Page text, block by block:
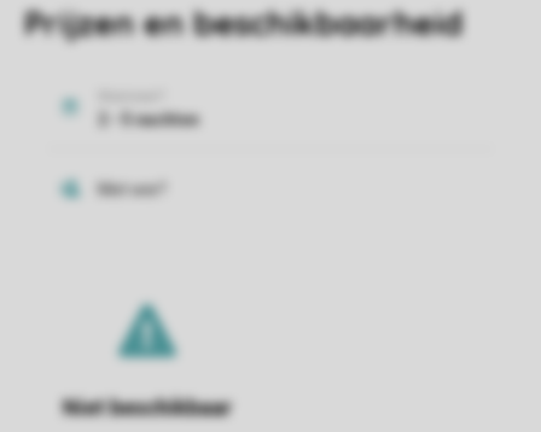
Prijzen en beschikbaarheid